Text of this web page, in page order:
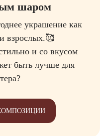
шаром
украшение как
взрослых.🥰
и со вкусом
быть лучше для